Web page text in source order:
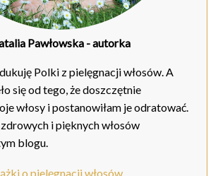
Pawłowska - autorka
Polki z pielęgnacji włosów. A
się od tego, że doszczętnie
włosy i postanowiłam je odratować.
i pięknych włosów
blogu.
o pielęgnacji włosów